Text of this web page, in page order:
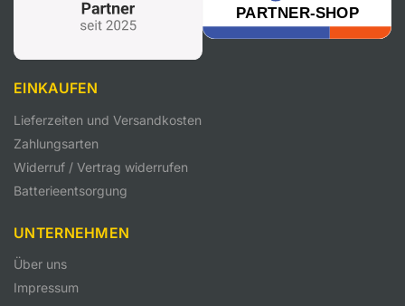
EINKAUFEN
Lieferzeiten und Versandkosten
Zahlungsarten
Widerruf / Vertrag widerrufen
Batterieentsorgung
UNTERNEHMEN
Über uns
Impressum